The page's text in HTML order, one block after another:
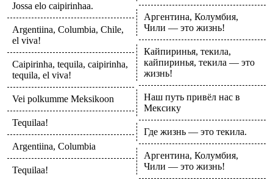
Jossa elo caipirinhaa.
Argentiina, Columbia, Chile,
el viva!
Caipirinha, tequila, caipirinha,
tequila, el viva!
Vei polkumme Meksikoon
Tequilaa!
Argentiina, Columbia
Tequilaa!
Аргентина, Колумбия,
Чили — это жизнь!
Кайпиринья, текила,
кайпиринья, текила — это
жизнь!
Наш путь привёл нас в
Мексику
Где жизнь — это текила.
Аргентина, Колумбия,
Чили — это жизнь!